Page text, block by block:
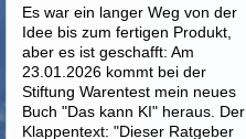
Es war ein langer Weg von der
Idee bis zum fertigen Produkt,
aber es ist geschafft: Am
23.01.2026 kommt bei der
Stiftung Warentest mein neues
Buch "Das kann KI" heraus. Der
Klappentext: "Dieser Ratgeber